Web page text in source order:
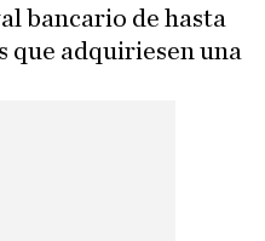
bancario de hasta
que adquiriesen una